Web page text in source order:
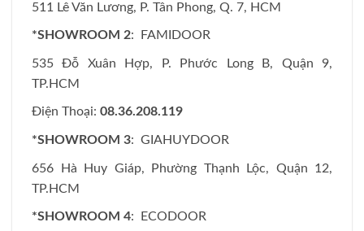
511 Lê Văn Lương, P. Tân Phong, Q. 7, HCM
*SHOWROOM 2: FAMIDOOR
535 Đỗ Xuân Hợp, P. Phước Long B, Quận 9,
TP.HCM
Điện Thoại: 08.36.208.119
*SHOWROOM 3: GIAHUYDOOR
656 Hà Huy Giáp, Phường Thạnh Lộc, Quận 12,
TP.HCM
*SHOWROOM 4: ECODOOR